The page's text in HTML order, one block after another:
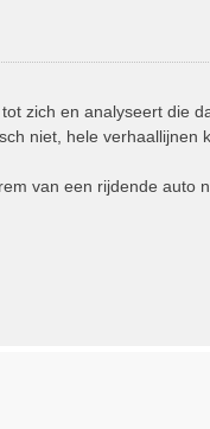
zich en analyseert die
niet, hele verhaallijnen
van een rijdende auto